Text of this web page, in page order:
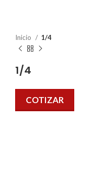
Inicio 1/4
1/4
COTIZAR